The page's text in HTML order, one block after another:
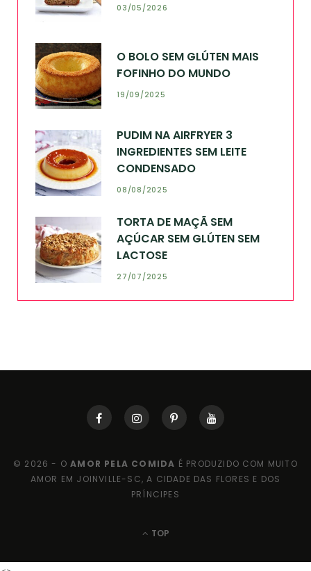
03/05/2026
O BOLO SEM GLÚTEN MAIS
FOFINHO DO MUNDO
19/09/2025
PUDIM NA AIRFRYER 3
INGREDIENTES SEM LEITE
CONDENSADO
08/08/2025
TORTA DE MAÇÃ SEM
AÇÚCAR SEM GLÚTEN SEM
LACTOSE
27/07/2025
© 2026 - OAMOR PELA COMIDA É PRODUZIDO COM MUITO
AMOR EM JOINVILLE-SC, A CIDADE DAS FLORES E DOS
PRÍNCIPES
TOP